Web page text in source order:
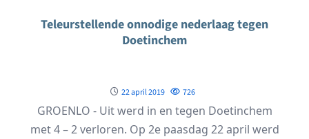
Teleurstellende onnodige nederlaag tegen
Doetinchem
22 april 2019 726
GROENLO - Uit werd in en tegen Doetinchem
met 4 – 2 verloren. Op 2e paasdag 22 april werd